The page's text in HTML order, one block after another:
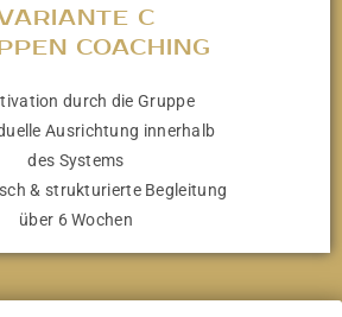
C
COACHING
durch die Gruppe
Ausrichtung innerhalb
des Systems
& strukturierte Begleitung
über 6 Wochen